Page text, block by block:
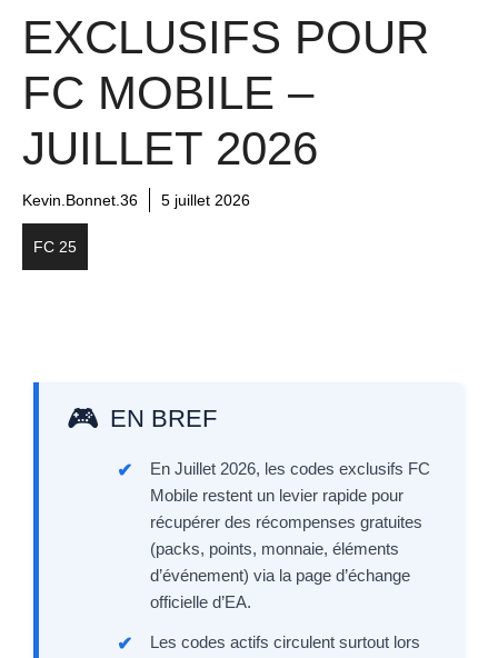
EXCLUSIFS POUR
FC MOBILE –
JUILLET 2026
Kevin.Bonnet.36 5 juillet 2026
FC 25
EN BREF
En Juillet 2026, les codes exclusifs FC
Mobile restent un levier rapide pour
récupérer des récompenses gratuites
(packs, points, monnaie, éléments
d’événement) via la page d’échange
officielle d’EA.
Les codes actifs circulent surtout lors